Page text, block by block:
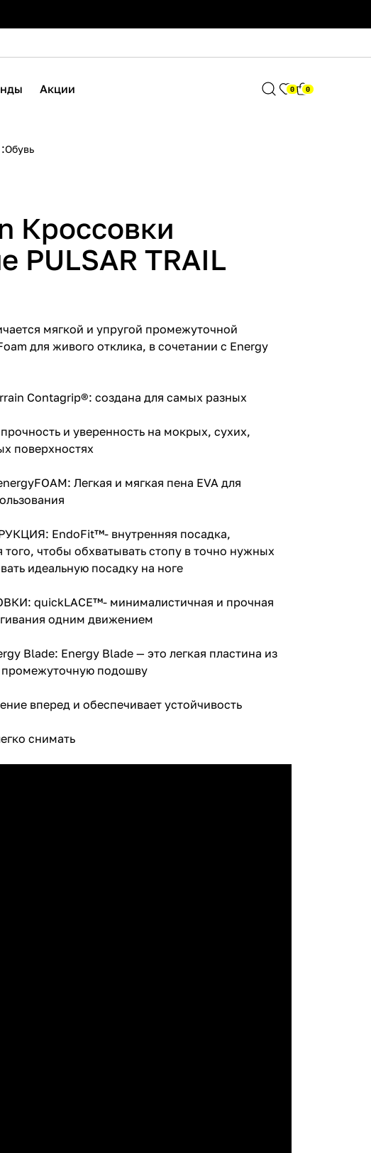
Акции 0 0
Обувь
Кроссовки
PULSAR TRAIL
мягкой и упругой промежуточной
для живого отклика, в сочетании с Energy
Contagrip®: создана для самых разных
и уверенность на мокрых, сухих,
поверхностях
Легкая и мягкая пена EVA для
EndoFit™- внутренняя посадка,
того, чтобы обхватывать стопу в точно нужных
идеальную посадку на ноге
quickLACE™- минималистичная и прочная
одним движением
Blade: Energy Blade — это легкая пластина из
промежуточную подошву
вперед и обеспечивает устойчивость
снимать